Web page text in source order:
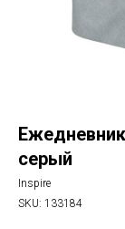
серый
Inspire
SKU: 133184